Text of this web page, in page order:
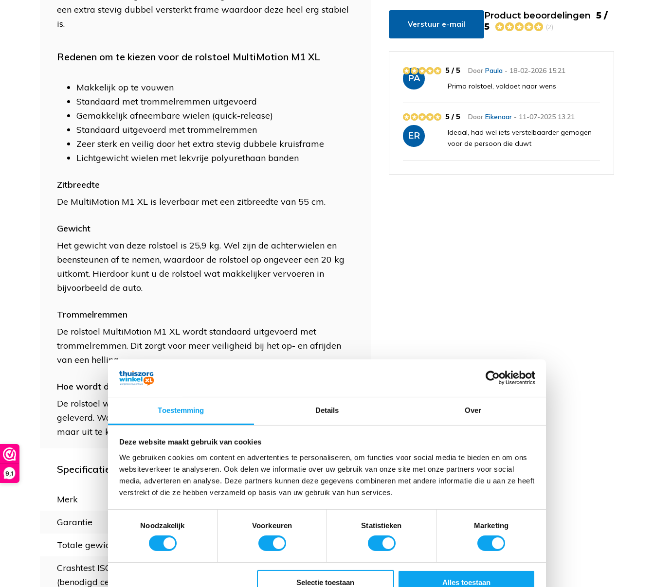
Toestemming Details Over
Deze website maakt gebruik van cookies
We gebruiken cookies om content en advertenties te personaliseren, om functies voor social media te bieden en om ons
websiteverkeer te analyseren. Ook delen we informatie over uw gebruik van onze site met onze partners voor social
media, adverteren en analyse. Deze partners kunnen deze gegevens combineren met andere informatie die u aan ze heeft
verstrekt of die ze hebben verzameld op basis van uw gebruik van hun services.
Noodzakelijk
Voorkeuren Statistieken Marketing
Selectie toestaan Alles toestaan
9,1
een extra stevig dubbel versterkt frame waardoor deze heel erg stabiel
is.
Redenen om te kiezen voor de rolstoel MultiMotion M1 XL
Makkelijk op te vouwen
Standaard met trommelremmen uitgevoerd
Gemakkelijk afneembare wielen (quick-release)
Standaard uitgevoerd met trommelremmen
Zeer sterk en veilig door het extra stevig dubbele kruisframe
Lichtgewicht wielen met lekvrije polyurethaan banden
Zitbreedte
De MultiMotion M1 XL is leverbaar met een zitbreedte van 55 cm.
Gewicht
Het gewicht van deze rolstoel is 25,9 kg. Wel zijn de achterwielen en
beensteunen af te nemen, waardoor de rolstoel op ongeveer een 20 kg
uitkomt. Hierdoor kunt u de rolstoel wat makkelijker vervoeren in
bijvoorbeeld de auto.
Trommelremmen
De rolstoel MultiMotion M1 XL wordt standaard uitgevoerd met
trommelremmen. Dit zorgt voor meer veiligheid bij het op- en afrijden
van een helling.
Hoe wordt de rolstoel M1 XL geleverd?
De rolstoel wordt gratis bij u thuisbezorgd en al voorgemonteerd in doos
geleverd. Wanneer u de rolstoel uit de doos haalt hoeft u deze alleen
maar uit te klappen en de beensteunen op de rolstoel te klikken.
Specificaties
Merk
Garantie
Totale gewicht
Crashtest ISO 7176-19
(benodigd certificaat voor
Verstuur e-mail
Product beoordelingen 5 /
5
(2)
PA
DoorPaula - 18-02-2026 15:21
5 / 5
Prima rolstoel, voldoet naar wens
ER
DoorEikenaar - 11-07-2025 13:21
5 / 5
Ideaal, had wel iets verstelbaarder gemogen
voor de persoon die duwt